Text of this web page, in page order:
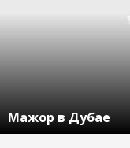
Мажор в Дубае